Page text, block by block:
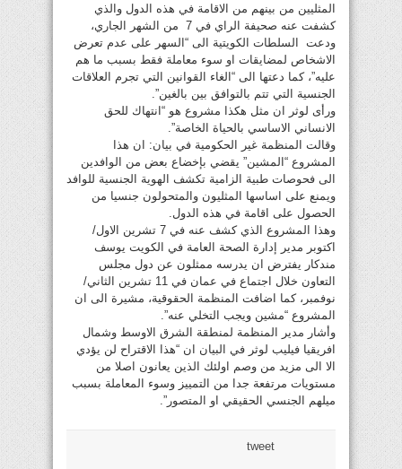
المثليين من بينهم من الاقامة في هذه الدول والذي
كشفت عنه صحيفة الراي في 7 من الشهر الجاري،
ودعت السلطات الكويتية الى “السهر على عدم تعرض
الاشخاص لمضايقات او سوء معاملة فقط بسبب ما هم
عليه”، كما دعتها الى “الغاء القوانين التي تجرم العلاقات
الجنسية التي تتم بالتوافق بين بالغين”.
ورأى لوثر ان مثل هكذا مشروع هو “انتهاك للحق
الانساني الاساسي بالحياة الخاصة”.
وقالت المنظمة غير الحكومية في بيان: ان هذا
المشروع “المشين” يقضي بإخضاع بعض من الوافدين
الى فحوصات طبية الزامية تكشف الهوية الجنسية للوافد
ويمنع على اساسها المثليون والمتحولون جنسيا من
الحصول على اقامة في هذه الدول.
وهذا المشروع الذي كشف عنه في 7 تشرين الاول/
اكتوبر مدير إدارة الصحة العامة في الكويت يوسف
مندكار يفترض ان يدرسه ممثلون عن دول مجلس
التعاون خلال اجتماع في عمان في 11 تشرين الثاني/
نوفمبر، كما اضافت المنظمة الحقوقية، مشيرة الى ان
المشروع “مشين ويجب التخلي عنه”.
وأشار مدير المنظمة لمنطقة الشرق الاوسط وشمال
افريقيا فيليب لوثر في البيان ان “هذا الاقتراح لن يؤدي
الا الى مزيد من وصم اولئك الذين يعانون اصلا من
مستويات مرتفعة جدا من التمييز وسوء المعاملة بسبب
ميلهم الجنسي الحقيقي او المتصور”.
tweet